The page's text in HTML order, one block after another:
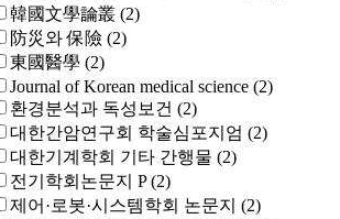
韓國文學論叢 (2)
防災와 保險 (2)
東國醫學 (2)
Journal of Korean medical science (2)
환경분석과 독성보건 (2)
대한간암연구회 학술심포지엄 (2)
대한기계학회 기타 간행물 (2)
전기학회논문지 P (2)
제어·로봇·시스템학회 논문지 (2)